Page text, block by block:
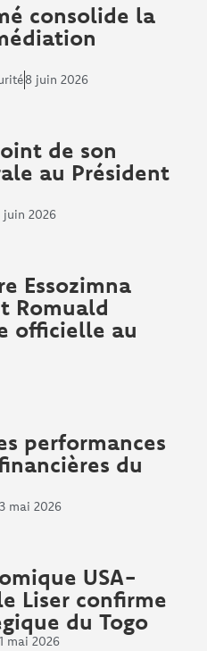
consolide la
8 juin 2026
de son
au Président
juin 2026
Essozimna
Romuald
officielle au
performances
du
mai 2026
USA-
Liser confirme
du Togo
mai 2026